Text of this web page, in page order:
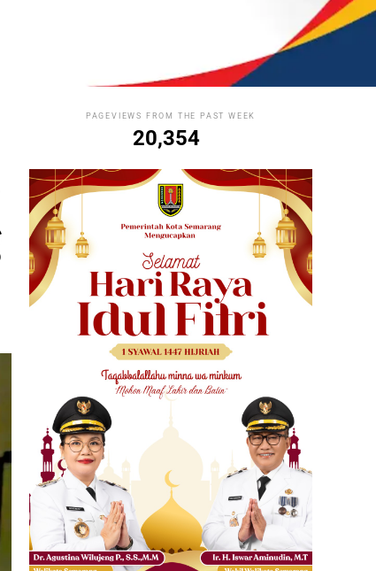
PAGEVIEWS FROM THE PAST WEEK
20,354